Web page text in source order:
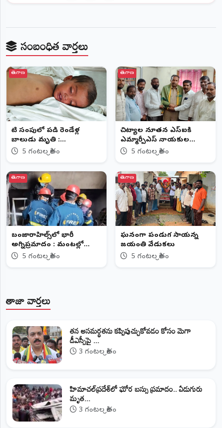
సంబంధిత వార్తలు
తెలంగాణ
నీటి సంపులో పడి రెండేళ్ల
బాలుడు మృతి :
చెరువుగట్టులో విషాదం
5 గంటల క్రితం
తెలంగాణ
చిట్యాల నూతన ఎస్ఐకి
ఎమ్మార్పీఎస్ నాయకుల
శుభాకాంక్షలు
5 గంటల క్రితం
తెలంగాణ
బంజారాహిల్స్‌లో భారీ
అగ్నిప్రమాదం : మంటల్లో
కాలిపోయిన భారీగా మద్యం
5 గంటల క్రితం
తెలంగాణ
​ఘనంగా పండుగ సాయన్న
జయంతి వేడుకలు
5 గంటల క్రితం
తాజా వార్తలు
తన అసమర్థతను కప్పిపుచ్చుకోవడం కోసం మెగా
డీఎస్సీపై ...
3 గంటల క్రితం
హిమాచల్‌ప్రదేశ్‌లో ఘోర బస్సు ప్రమాదం.. ఏడుగురు
మృత...
3 గంటల క్రితం